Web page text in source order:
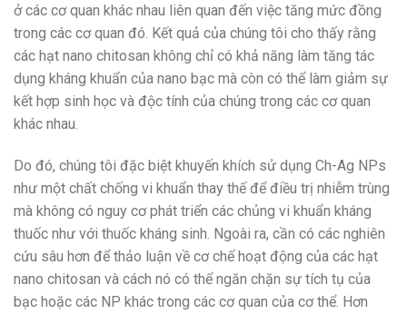
ở các cơ quan khác nhau liên quan đến việc tăng mức đồng
trong các cơ quan đó. Kết quả của chúng tôi cho thấy rằng
các hạt nano chitosan không chỉ có khả năng làm tăng tác
dụng kháng khuẩn của nano bạc mà còn có thể làm giảm sự
kết hợp sinh học và độc tính của chúng trong các cơ quan
khác nhau.
Do đó, chúng tôi đặc biệt khuyến khích sử dụng Ch-Ag NPs
như một chất chống vi khuẩn thay thế để điều trị nhiễm trùng
mà không có nguy cơ phát triển các chủng vi khuẩn kháng
thuốc như với thuốc kháng sinh. Ngoài ra, cần có các nghiên
cứu sâu hơn để thảo luận về cơ chế hoạt động của các hạt
nano chitosan và cách nó có thể ngăn chặn sự tích tụ của
bạc hoặc các NP khác trong các cơ quan của cơ thể. Hơn